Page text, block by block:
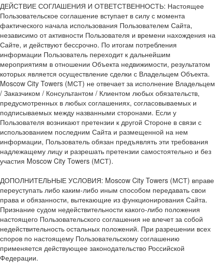
ДЕЙСТВИЕ СОГЛАШЕНИЯ И ОТВЕТСТВЕННОСТЬ: Настоящее
Пользовательское соглашение вступает в силу с момента
фактического начала использования Пользователем Сайта,
независимо от активности Пользователя и времени нахождения на
Сайте, и действуют бессрочно. По итогам потребления
информации Пользователь переходит к дальнейшим
мероприятиям в отношении Объекта недвижимости, результатом
которых является осуществление сделки с Владельцем Объекта.
Moscow City Towers (МСТ) не отвечает за исполнение Владельцем
/ Заказчиком / Консультантом / Клиентом любых обязательств,
предусмотренных в любых соглашениях, согласовываемых и
подписываемых между названными сторонами. Если у
Пользователя возникают претензии к другой Стороне в связи с
использованием последним Сайта и размещенной на нем
информации, Пользователь обязан предъявлять эти требования
надлежащему лицу и разрешать претензии самостоятельно и без
участия Moscow City Towers (МСТ).
ДОПОЛНИТЕЛЬНЫЕ УСЛОВИЯ: Moscow City Towers (МСТ) вправе
переуступать либо каким-либо иным способом передавать свои
права и обязанности, вытекающие из функционирования Сайта.
Признание судом недействительности какого-либо положения
настоящего Пользовательского соглашения не влечет за собой
недействительность остальных положений. При разрешении всех
споров по настоящему Пользовательскому соглашению
применяется действующее законодательство Российской
Федерации.